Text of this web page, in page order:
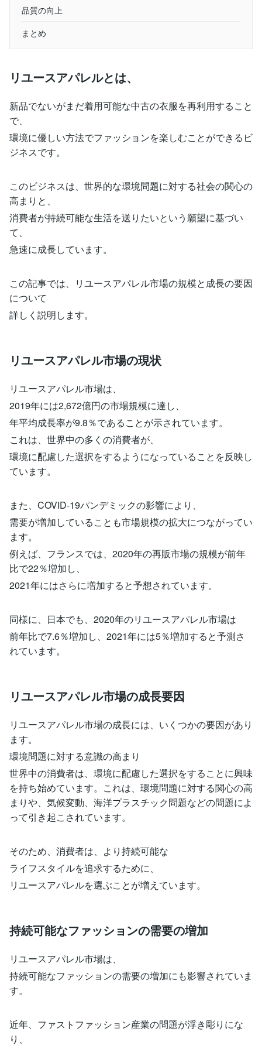
品質の向上
まとめ
リユースアパレルとは、
新品でないがまだ着用可能な中古の衣服を再利用すること
で、
環境に優しい方法でファッションを楽しむことができるビ
ジネスです。
このビジネスは、世界的な環境問題に対する社会の関心の
高まりと、
消費者が持続可能な生活を送りたいという願望に基づい
て、
急速に成長しています。
この記事では、リユースアパレル市場の規模と成長の要因
について
詳しく説明します。
リユースアパレル市場の現状
リユースアパレル市場は、
2019年には2,672億円の市場規模に達し、
年平均成長率が9.8％であることが示されています。
これは、世界中の多くの消費者が、
環境に配慮した選択をするようになっていることを反映し
ています。
また、COVID-19パンデミックの影響により、
需要が増加していることも市場規模の拡大につながってい
ます。
例えば、フランスでは、2020年の再販市場の規模が前年
比で22％増加し、
2021年にはさらに増加すると予想されています。
同様に、日本でも、2020年のリユースアパレル市場は
前年比で7.6％増加し、2021年には5％増加すると予測さ
れています。
リユースアパレル市場の成長要因
リユースアパレル市場の成長には、いくつかの要因があり
ます。
環境問題に対する意識の高まり
世界中の消費者は、環境に配慮した選択をすることに興味
を持ち始めています。これは、環境問題に対する関心の高
まりや、気候変動、海洋プラスチック問題などの問題によ
って引き起こされています。
そのため、消費者は、より持続可能な
ライフスタイルを追求するために、
リユースアパレルを選ぶことが増えています。
持続可能なファッションの需要の増加
リユースアパレル市場は、
持続可能なファッションの需要の増加にも影響されていま
す。
近年、ファストファッション産業の問題が浮き彫りにな
り、